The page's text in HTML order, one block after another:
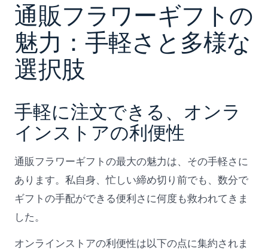
通販フラワーギフトの
魅力：手軽さと多様な
選択肢
手軽に注文できる、オンラ
インストアの利便性
通販フラワーギフトの最大の魅力は、その手軽さに
あります。私自身、忙しい締め切り前でも、数分で
ギフトの手配ができる便利さに何度も救われてきま
した。
オンラインストアの利便性は以下の点に集約されま